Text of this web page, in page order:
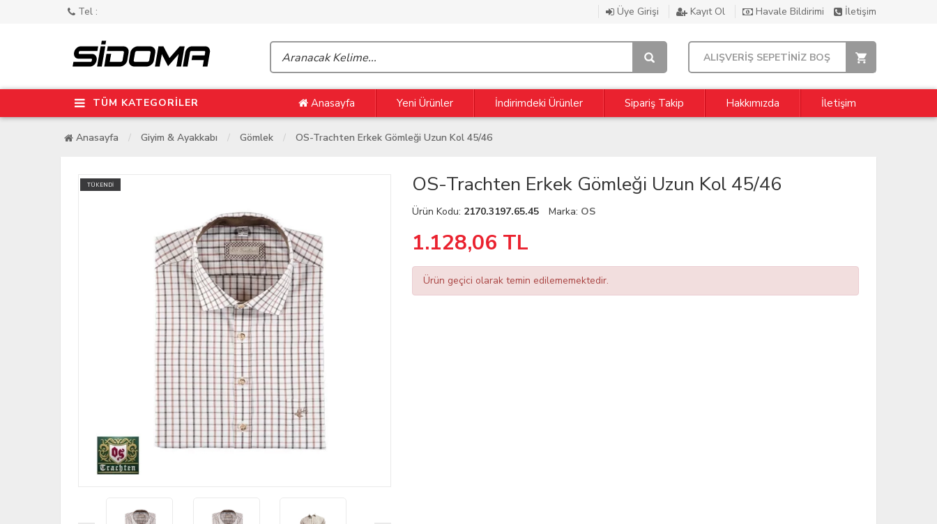
Tel : Üye Girişi Kayıt Ol Havale Bildirimi İletişim
ALIŞVERİŞ SEPETİNİZ BOŞ
TÜM KATEGORİLER Anasayfa Yeni Ürünler İndirimdeki Ürünler Sipariş Takip Hakkımızda İletişim
Anasayfa Giyim & Ayakkabı Gömlek OS-Trachten Erkek Gömleği Uzun Kol 45/46
TÜKENDİ OS-Trachten Erkek Gömleği Uzun Kol 45/46
Ürün Kodu: 2170.3197.65.45 Marka: OS
1.128,06 TL
Ürün geçici olarak temin edilememektedir.